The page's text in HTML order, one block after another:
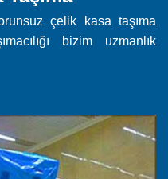
çelik kasa taşıma
bizim uzmanlık